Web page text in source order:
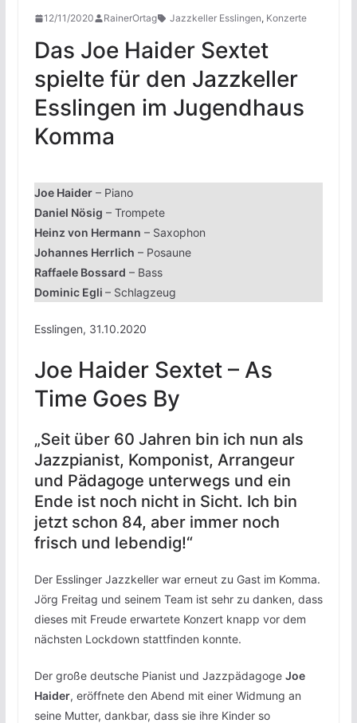
12/11/2020 RainerOrtag Jazzkeller Esslingen, Konzerte
Das Joe Haider Sextet
spielte für den Jazzkeller
Esslingen im Jugendhaus
Komma
Joe Haider– Piano
Daniel Nösig – Trompete
Heinz von Hermann – Saxophon
Johannes Herrlich – Posaune
Raffaele Bossard – Bass
Dominic Egli – Schlagzeug
Esslingen, 31.10.2020
Joe Haider Sextet – As
Time Goes By
„Seit über 60 Jahren bin ich nun als
Jazzpianist, Komponist, Arrangeur
und Pädagoge unterwegs und ein
Ende ist noch nicht in Sicht. Ich bin
jetzt schon 84, aber immer noch
frisch und lebendig!“
Der Esslinger Jazzkeller war erneut zu Gast im Komma.
Jörg Freitag und seinem Team ist sehr zu danken, dass
dieses mit Freude erwartete Konzert knapp vor dem
nächsten Lockdown stattfinden konnte.
Der große deutsche Pianist und Jazzpädagoge Joe
Haider, eröffnete den Abend mit einer Widmung an
seine Mutter, dankbar, dass sie ihre Kinder so